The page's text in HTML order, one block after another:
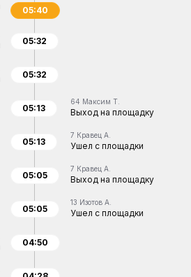
05:40
05:32
05:32
64 Максим Т.
Выход на площадку
05:13
7 Кравец А.
Ушел с площадки
05:13
7 Кравец А.
Выход на площадку
05:05
13 Изотов А.
Ушел с площадки
05:05
04:50